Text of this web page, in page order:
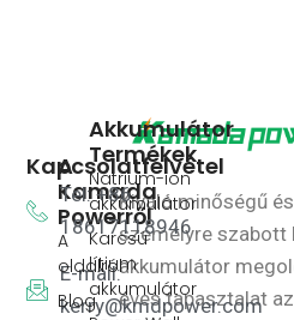
Kiváló minőségű
személyre szabott
akkumulátor
éves tapasztalat
Akkumulátor
Termékek
Nátrium-ion
akkumulátor
Karcsú
lítium
akkumulátor
A
Kamada
Powerről
A
oldalról
Blog
Kapcsolatfelvétel
Tel: +86
18617118946
E-mail:
kerry@kmdpower.com